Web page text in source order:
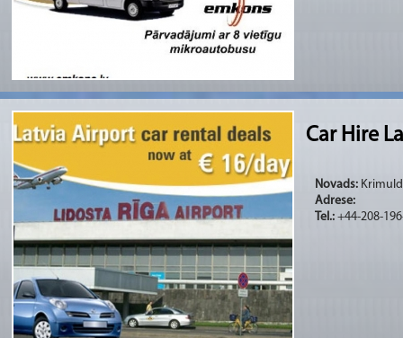
Car Hire
Novads:
Adrese:
Tel.: +44-208-